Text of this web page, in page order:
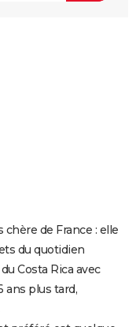
de France : elle
du quotidien
Costa Rica avec
ans plus tard,